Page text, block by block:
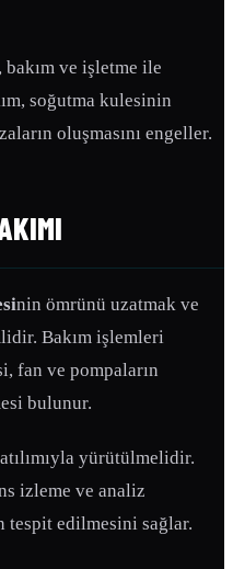
ve işletme ile
soğutma kulesinin
oluşmasını engeller.
nin ömrünü uzatmak ve
Bakım işlemleri
fan ve pompaların
bulunur.
yürütülmelidir.
izleme ve analiz
tespit edilmesini sağlar.